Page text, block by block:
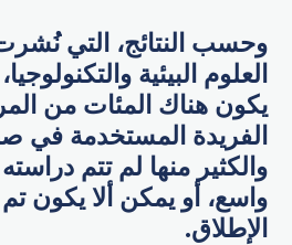
وحسب النتائج، التي
العلوم البيئية
يكون هناك المئات من
الفريدة المستخدمة في
والكثير منها لم تتم
واسع، أو يمكن ألا يكون
الإطلاق.